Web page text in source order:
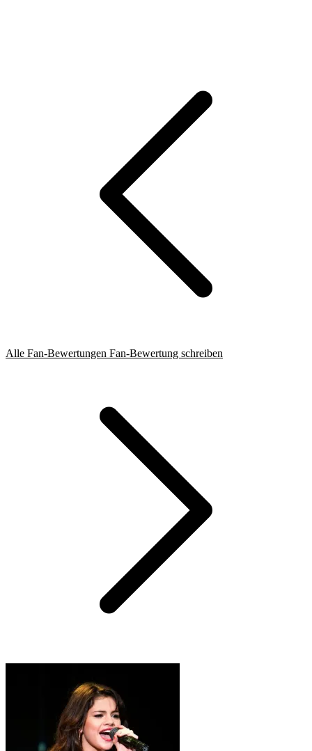
Alle Fan-Bewertungen Fan-Bewertung schreiben